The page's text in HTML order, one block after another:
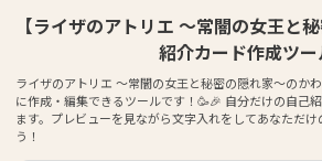
【ライザのアトリエ ～常闇の女王と
紹介カード作成ツー
ライザのアトリエ ～常闇の女王と秘密の隠れ家～のか
に作成・編集できるツールです！🥳🎉 自分だけの自己
ます。プレビューを見ながら文字入れをしてあなただ
う！